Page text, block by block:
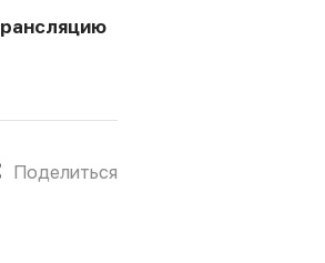
Поделиться